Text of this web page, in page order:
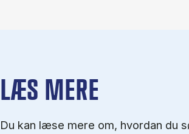
LÆS MERE
Du kan læse mere om, hvordan du